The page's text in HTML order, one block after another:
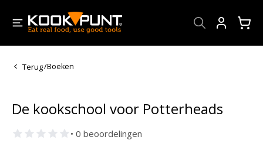
Terug/Boeken
De kookschool voor Potterheads
• 0 beoordelingen